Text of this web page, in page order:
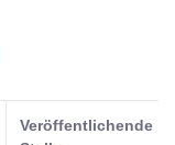
Veröffentlichende